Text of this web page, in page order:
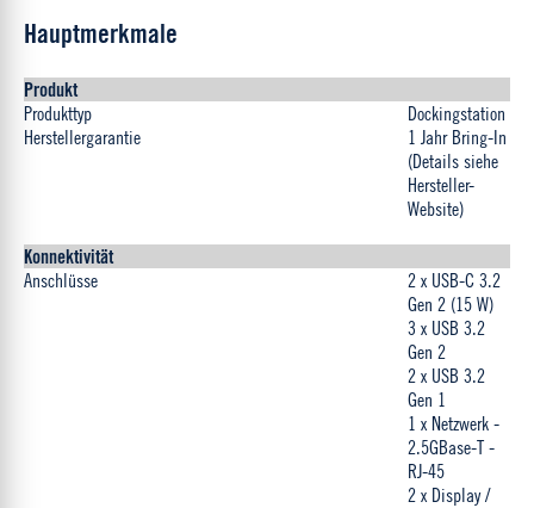
Hauptmerkmale
Produkt
Produkttyp
Dockingstation
Herstellergarantie
1 Jahr Bring-In
(Details siehe
Hersteller-
Website)
Konnektivität
Anschlüsse
2 x USB-C 3.2
Gen 2 (15 W)
3 x USB 3.2
Gen 2
2 x USB 3.2
Gen 1
1 x Netzwerk -
2.5GBase-T -
RJ-45
2 x Display /